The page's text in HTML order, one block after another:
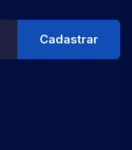
Cadastrar